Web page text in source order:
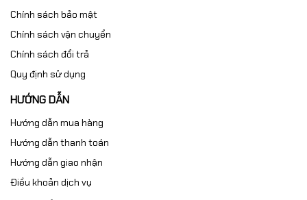
Chính sách bảo mật
Chính sách vận chuyển
Chính sách đổi trả
Quy định sử dụng
HƯỚNG DẪN
Hướng dẫn mua hàng
Hướng dẫn thanh toán
Hướng dẫn giao nhận
Điều khoản dịch vụ